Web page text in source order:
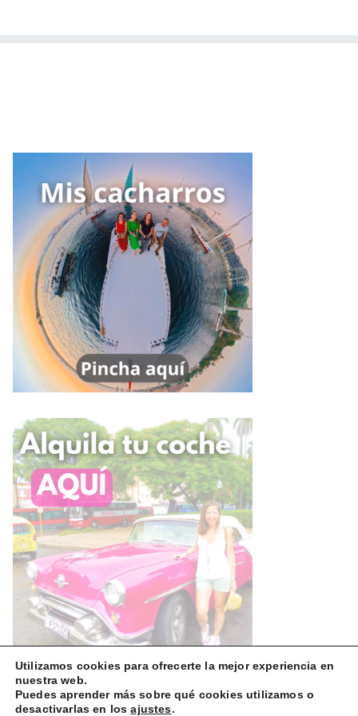
Utilizamos cookies para ofrecerte la mejor experiencia en
nuestra web.
Puedes aprender más sobre qué cookies utilizamos o
desactivarlas en losajustes.